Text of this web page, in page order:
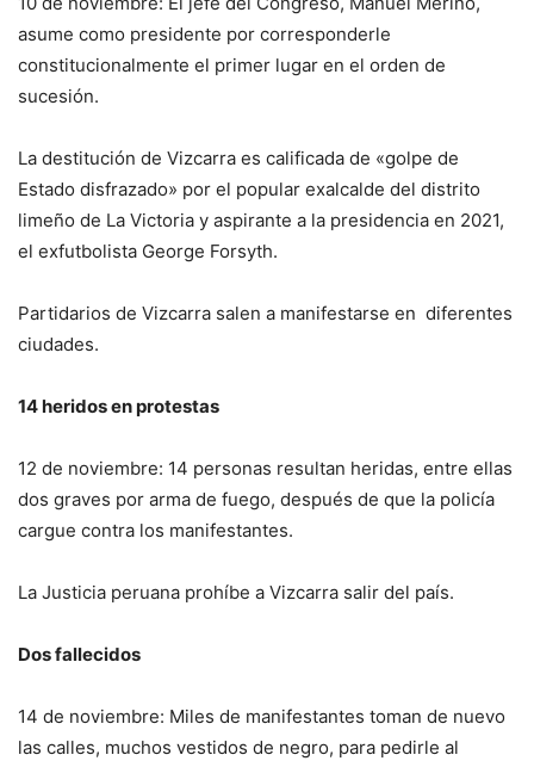
asume como presidente por corresponderle
constitucionalmente el primer lugar en el orden de
sucesión.
La destitución de Vizcarra es calificada de «golpe de
Estado disfrazado» por el popular exalcalde del distrito
limeño de La Victoria y aspirante a la presidencia en 2021,
el exfutbolista George Forsyth.
Partidarios de Vizcarra salen a manifestarse en diferentes
ciudades.
14 heridos en protestas
12 de noviembre: 14 personas resultan heridas, entre ellas
dos graves por arma de fuego, después de que la policía
cargue contra los manifestantes.
La Justicia peruana prohíbe a Vizcarra salir del país.
Dos fallecidos
14 de noviembre: Miles de manifestantes toman de nuevo
las calles, muchos vestidos de negro, para pedirle al